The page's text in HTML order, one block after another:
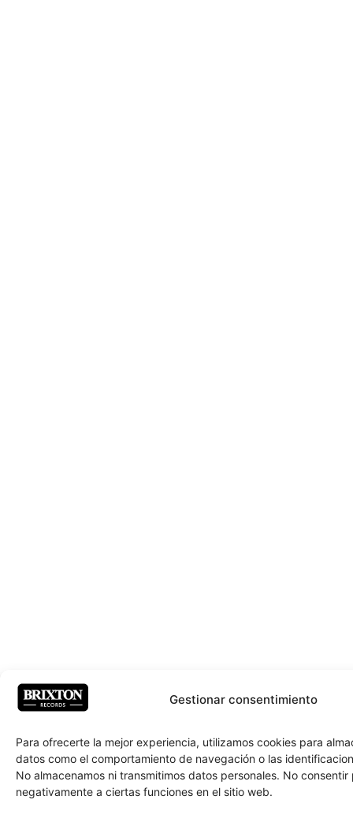
Gestionar consentimiento
Para ofrecerte la mejor experiencia, utilizamos cookies para
datos como el comportamiento de navegación o las
No almacenamos ni transmitimos datos personales. No
negativamente a ciertas funciones en el sitio web.